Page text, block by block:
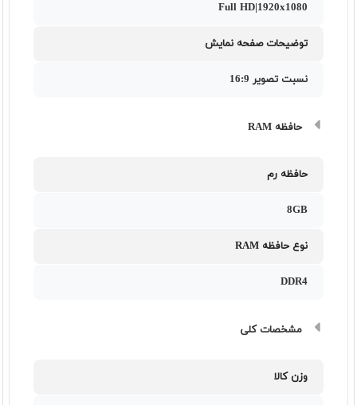
Full HD|1920x1080
توضیحات صفحه نمایش
نسبت تصویر 16:9
حافظه RAM
حافظه رم
8GB
نوع حافظه RAM
DDR4
مشخصات کلی
وزن کالا